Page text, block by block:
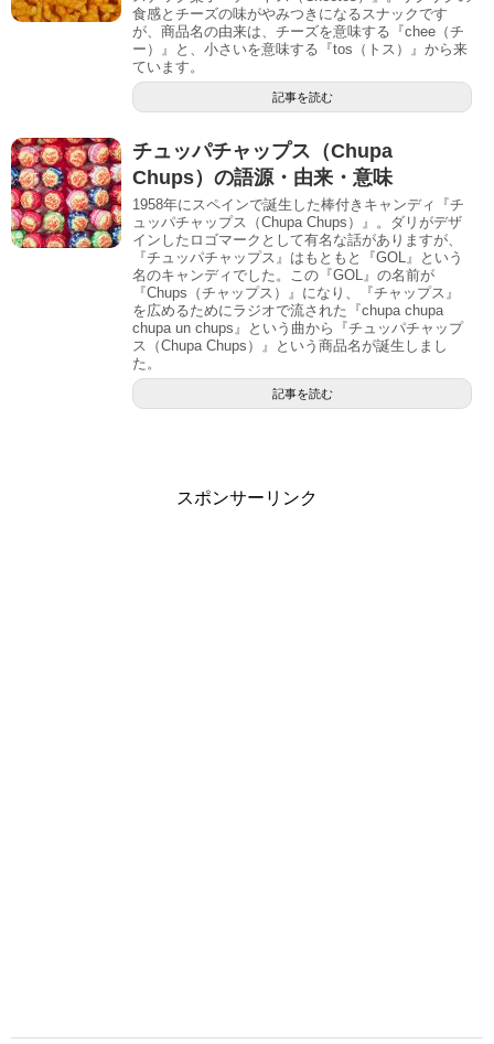
食感とチーズの味がやみつきになるスナックです
が、商品名の由来は、チーズを意味する『chee（チ
ー）』と、小さいを意味する『tos（トス）』から来
ています。
記事を読む
チュッパチャップス（Chupa
Chups）の語源・由来・意味
1958年にスペインで誕生した棒付きキャンディ『チ
ュッパチャップス（Chupa Chups）』。ダリがデザ
インしたロゴマークとして有名な話がありますが、
『チュッパチャップス』はもともと『GOL』という
名のキャンディでした。この『GOL』の名前が
『Chups（チャップス）』になり、『チャップス』
を広めるためにラジオで流された『chupa chupa
chupa un chups』という曲から『チュッパチャップ
ス（Chupa Chups）』という商品名が誕生しまし
た。
記事を読む
スポンサーリンク